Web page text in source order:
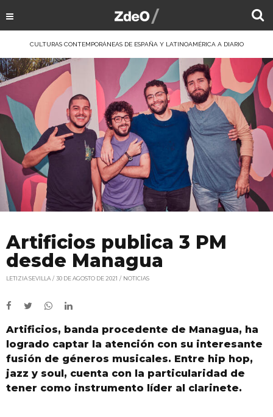
CULTURAS CONTEMPORÁNEAS DE ESPAÑA Y LATINOAMÉRICA A DIARIO
Artificios publica 3 PM
desde Managua
LETIZIA SEVILLA 30 DE AGOSTO DE 2021 NOTICIAS
Artificios, banda procedente de Managua, ha
logrado captar la atención con su interesante
fusión de géneros musicales. Entre hip hop,
jazz y soul, cuenta con la particularidad de
tener como instrumento líder al clarinete.